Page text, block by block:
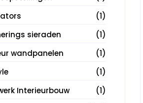
(1)
sieraden
(1)
wandpanelen
(1)
(1)
Interieurbouw
(1)